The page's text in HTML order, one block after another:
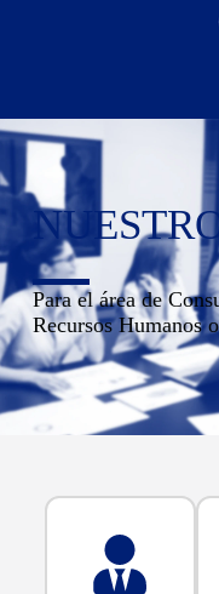
Para el área de
Recursos Humanos